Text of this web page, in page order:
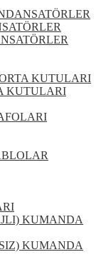
KUTULARI
KUTULARI
KUMANDA
KUMANDA